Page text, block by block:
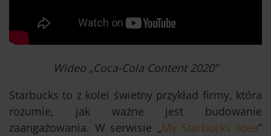
Wideo „Coca-Cola Content 2020”
Starbucks to z kolei świetny przykład firmy, która
rozumie, jak ważne jest budowanie
zaangażowania. W serwisie „My Starbucks Idea”